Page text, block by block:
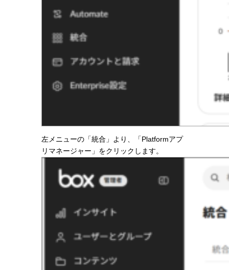
左メニューの「統合」より、「Platformアプ
リマネージャー」をクリックします。